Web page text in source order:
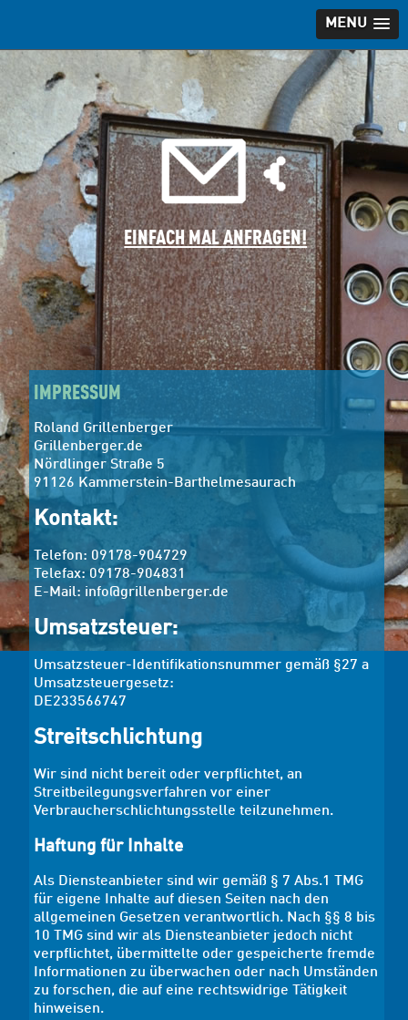
MENU
EINFACH MAL ANFRAGEN!
IMPRESSUM
Roland Grillenberger
Grillenberger.de
Nördlinger Straße 5
91126 Kammerstein-Barthelmesaurach
Kontakt:
Telefon: 09178-904729
Telefax: 09178-904831
E-Mail: info@grillenberger.de
Umsatzsteuer:
Umsatzsteuer-Identifikationsnummer gemäß §27 a
Umsatzsteuergesetz:
DE233566747
Streitschlichtung
Wir sind nicht bereit oder verpflichtet, an
Streitbeilegungsverfahren vor einer
Verbraucherschlichtungsstelle teilzunehmen.
Haftung für Inhalte
Als Diensteanbieter sind wir gemäß § 7 Abs.1 TMG
für eigene Inhalte auf diesen Seiten nach den
allgemeinen Gesetzen verantwortlich. Nach §§ 8 bis
10 TMG sind wir als Diensteanbieter jedoch nicht
verpflichtet, übermittelte oder gespeicherte fremde
Informationen zu überwachen oder nach Umständen
zu forschen, die auf eine rechtswidrige Tätigkeit
hinweisen.